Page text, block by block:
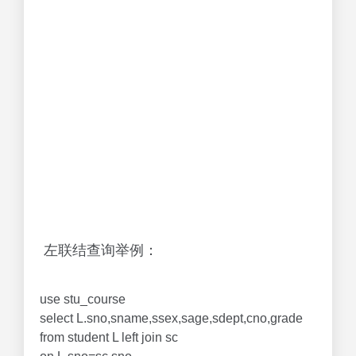
左联结查询举例：
use stu_course
select L.sno,sname,ssex,sage,sdept,cno,grade
from student L left join sc